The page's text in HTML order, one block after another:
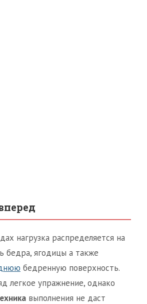
нагрузка распределяется на
бедра, ягодицы а также
бедренную поверхность.
легкое упражнение, однако
выполнения не даст